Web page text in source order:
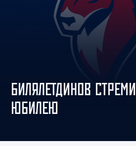
БИЛЯЛЕТДИНОВ
ЮБИЛЕЮ